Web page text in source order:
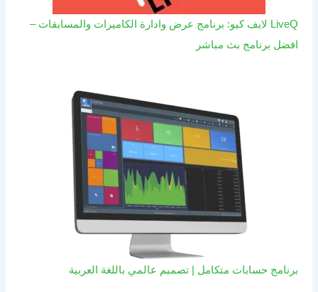
LiveQ لايف كيو: برنامج عرض وادارة الكاميرات والمسابقات –
افضل برنامج بث مباشر
برنامج حسابات متكامل | تصميم عالمي باللغة العربية